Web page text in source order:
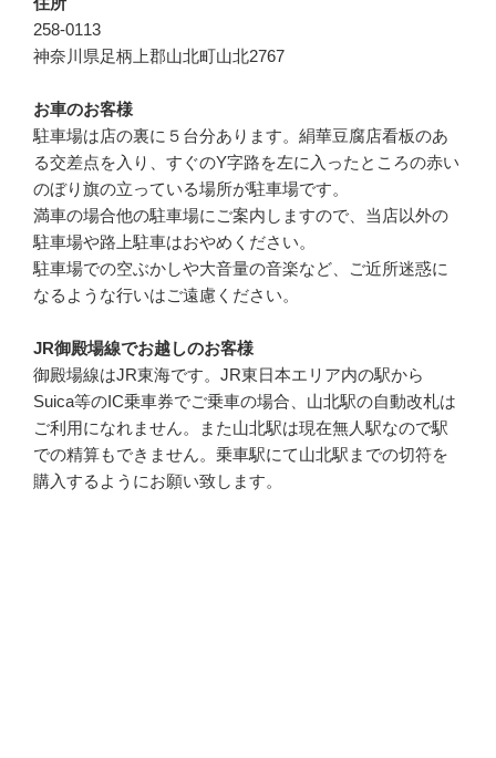
258-0113
神奈川県足柄上郡山北町山北2767
お車のお客様
駐車場は店の裏に５台分あります。絹華豆腐店看板のあ
る交差点を入り、すぐのY字路を左に入ったところの赤い
のぼり旗の立っている場所が駐車場です。
満車の場合他の駐車場にご案内しますので、当店以外の
駐車場や路上駐車はおやめください。
駐車場での空ぶかしや大音量の音楽など、ご近所迷惑に
なるような行いはご遠慮ください。
JR御殿場線でお越しのお客様
御殿場線はJR東海です。JR東日本エリア内の駅から
Suica等のIC乗車券でご乗車の場合、山北駅の自動改札は
ご利用になれません。また山北駅は現在無人駅なので駅
での精算もできません。乗車駅にて山北駅までの切符を
購入するようにお願い致します。